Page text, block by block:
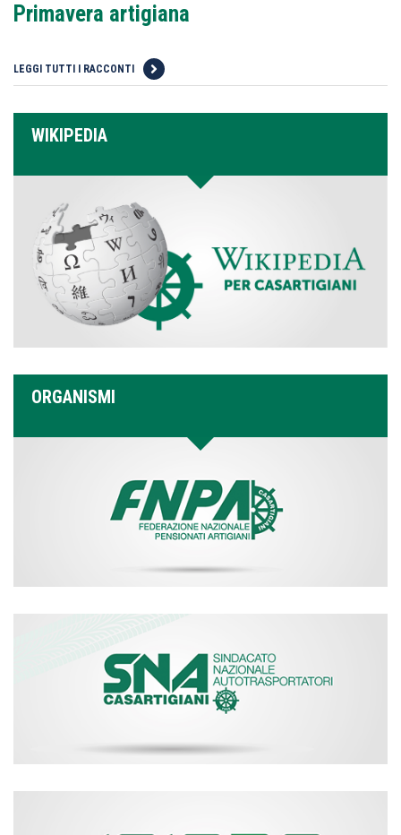
Primavera artigiana
LEGGI TUTTI I RACCONTI
WIKIPEDIA
ORGANISMI